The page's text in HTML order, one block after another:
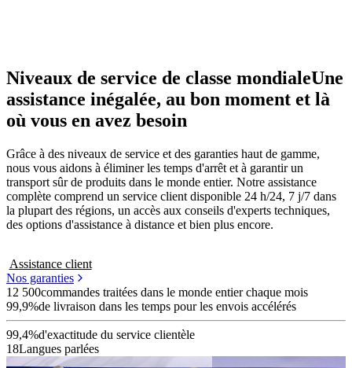
Niveaux de service de classe mondialeUne
assistance inégalée, au bon moment et là
où vous en avez besoin
Grâce à des niveaux de service et des garanties haut de gamme,
nous vous aidons à éliminer les temps d'arrêt et à garantir un
transport sûr de produits dans le monde entier. Notre assistance
complète comprend un service client disponible 24 h/24, 7 j/7 dans
la plupart des régions, un accès aux conseils d'experts techniques,
des options d'assistance à distance et bien plus encore.
Assistance client
Nos garanties
12 500commandes traitées dans le monde entier chaque mois
99,9%de livraison dans les temps pour les envois accélérés
99,4%d'exactitude du service clientèle
18Langues parlées